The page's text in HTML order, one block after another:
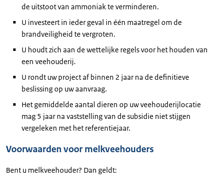
de uitstoot van ammoniak te verminderen.
U investeert in ieder geval in één maatregel om de
brandveiligheid te vergroten.
U houdt zich aan de wettelijke regels voor het houden van
een veehouderij.
U rondt uw project af binnen 2 jaar na de definitieve
beslissing op uw aanvraag.
Het gemiddelde aantal dieren op uw veehouderijlocatie
mag 5 jaar na vaststelling van de subsidie niet stijgen
vergeleken met het referentiejaar.
Voorwaarden voor melkveehouders
Bent u melkveehouder? Dan geldt: